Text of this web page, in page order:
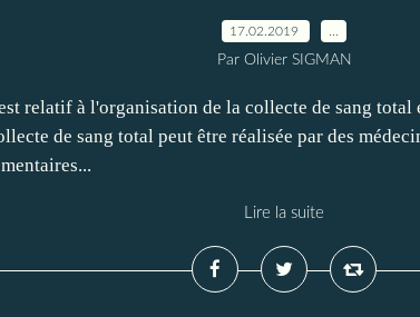
17.02.2019
Par Olivier SIGMAN
relatif à l'organisation de la collecte de sang
de sang total peut être réalisée par des
Lire la suite